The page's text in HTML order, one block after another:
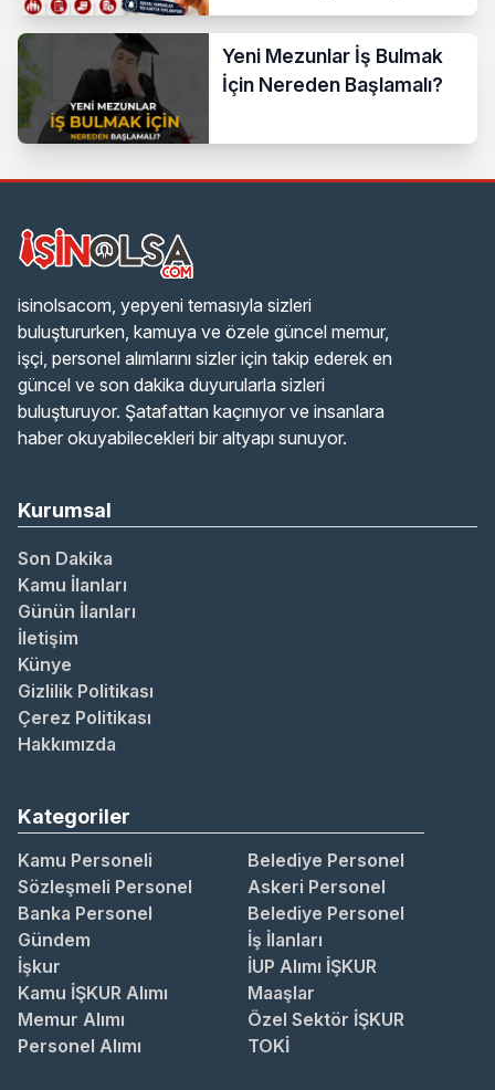
Araştırılıyor
Yeni Mezunlar İş Bulmak
İçin Nereden Başlamalı?
isinolsacom, yepyeni temasıyla sizleri
buluştururken, kamuya ve özele güncel memur,
işçi, personel alımlarını sizler için takip ederek en
güncel ve son dakika duyurularla sizleri
buluşturuyor. Şatafattan kaçınıyor ve insanlara
haber okuyabilecekleri bir altyapı sunuyor.
Kurumsal
Son Dakika
Kamu İlanları
Günün İlanları
İletişim
Künye
Gizlilik Politikası
Çerez Politikası
Hakkımızda
Kategoriler
Kamu Personeli
Belediye Personel
Sözleşmeli Personel
Askeri Personel
Banka Personel
Belediye Personel
Gündem
İş İlanları
İşkur
İUP Alımı İŞKUR
Kamu İŞKUR Alımı
Maaşlar
Memur Alımı
Özel Sektör İŞKUR
Personel Alımı
TOKİ